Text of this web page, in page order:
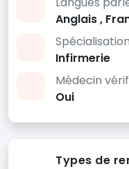
Anglais ,
Spécialisation
Infirmerie
Médecin
Oui
Types de